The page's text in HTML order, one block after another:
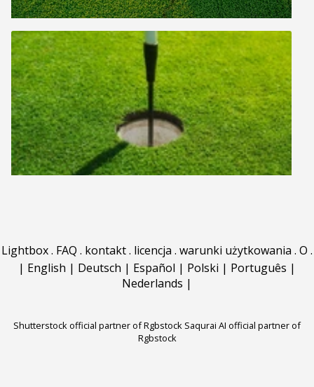
Lightbox. FAQ . kontakt. licencja . warunki użytkowania . O .
| English | Deutsch | Español | Polski | Português |
Nederlands |
Shutterstock official partner of Rgbstock Saqurai AI official partner of
Rgbstock